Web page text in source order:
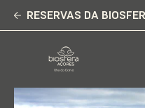
RESERVAS DA